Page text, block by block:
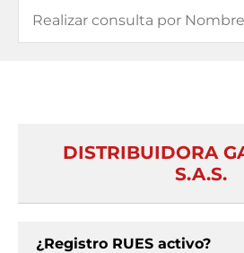
DISTRIBUIDORA
S.A.S.
¿Registro RUES activo?